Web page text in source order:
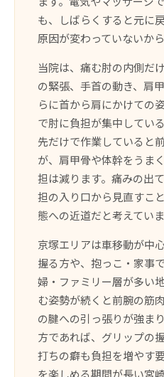
も、しばらくすると元に
原因が変わっていないから
当院は、痛む肘の内側だ
の緊張、手首の動き、肩
らに首から肩にかけての
で肘に負担が集中してい
先だけで作業していると
が、肩甲骨や体幹をうま
担は減ります。痛みの出
担の入り口から見直すこ
態への近道だと考えていま
京塚エリアは車移動が中
握る方や、抱っこ・家事
婦・ファミリー層が多い
む姿勢が続くと前腕の筋
の腱への引っ張りが強ま
方であれば、グリップの
打ちの癖も負担を増やす
を楽しめる期間が長い宮